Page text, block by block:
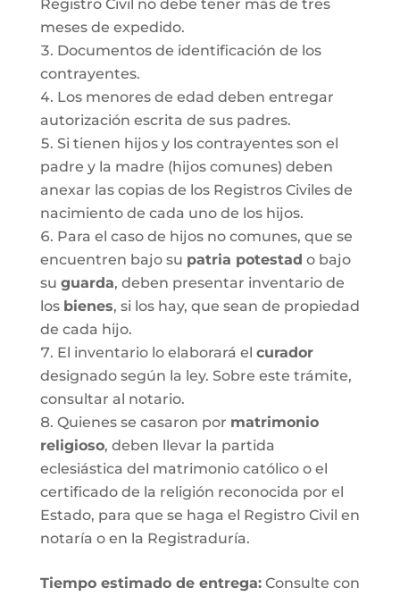
Registro Civil no debe tener más de tres
meses de expedido.
Documentos de identificación de los
contrayentes.
Los menores de edad deben entregar
autorización escrita de sus padres.
Si tienen hijos y los contrayentes son el
padre y la madre (hijos comunes) deben
anexar las copias de los Registros Civiles de
nacimiento de cada uno de los hijos.
Para el caso de hijos no comunes, que se
encuentren bajo su patria potestad o bajo
su guarda, deben presentar inventario de
los bienes, si los hay, que sean de propiedad
de cada hijo.
El inventario lo elaborará el curador
designado según la ley. Sobre este trámite,
consultar al notario.
Quienes se casaron por matrimonio
religioso, deben llevar la partida
eclesiástica del matrimonio católico o el
certificado de la religión reconocida por el
Estado, para que se haga el Registro Civil en
notaría o en la Registraduría.
Tiempo estimado de entrega:Consulte con